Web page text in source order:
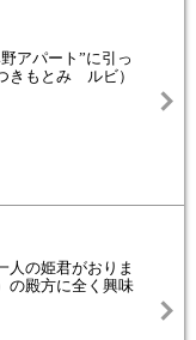
アパート”に引っ
きもとみ ルビ）
人の姫君がおりま
の殿方に全く興味